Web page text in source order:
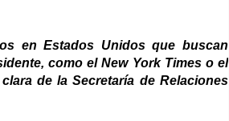
en Estados Unidos que buscan
como el New York Times o el
de la Secretaría de Relaciones